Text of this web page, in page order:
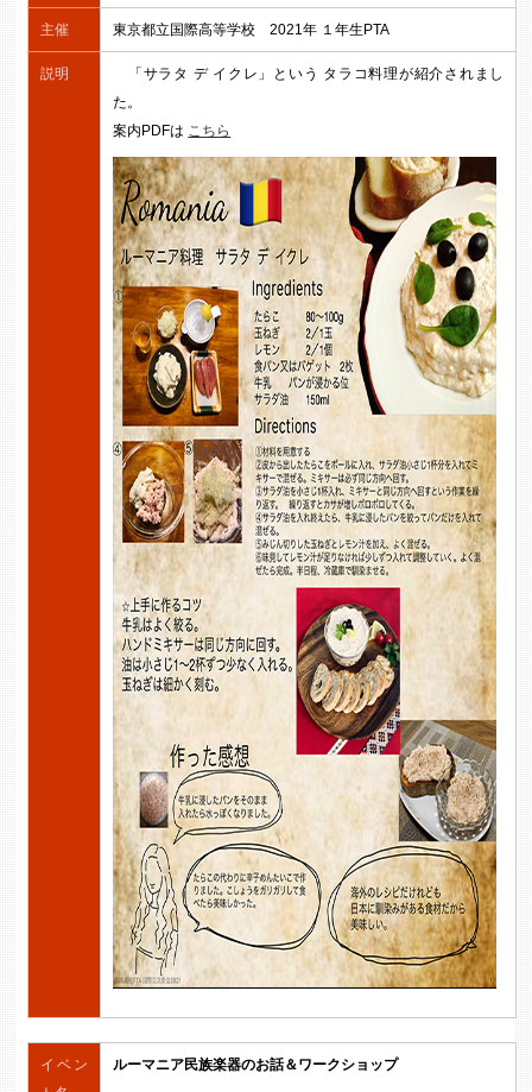
主催 東京都立国際高等学校 2021年 １年生PTA
説明
「サラタ デ イクレ」という タラコ料理が紹介されまし
た。
案内PDFは こちら
イベン
ルーマニア民族楽器のお話＆ワークショップ